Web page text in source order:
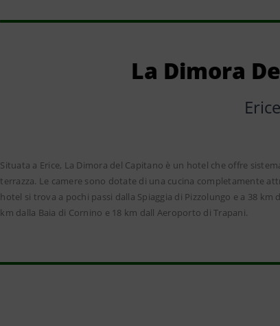
La Dimora
Erice
Situata a Erice, La Dimora del Capitano è un hotel che offre
terrazza. Le camere sono dotate di una cucina completamente
hotel si trova a pochi passi dalla Spiaggia di Pizzolungo e a 38
km dalla Baia di Cornino e 18 km dall Aeroporto di Trapani.